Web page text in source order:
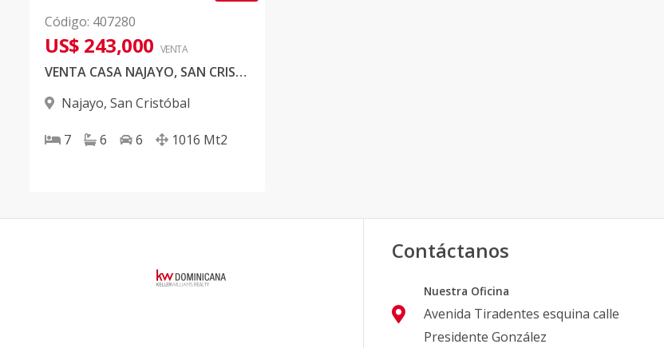
Código: 407280
US$ 243,000 VENTA
VENTA CASA NAJAYO, SAN CRISTOBAL
Najayo, San Cristóbal
7 6 6 1016 Mt2
Contáctanos
Nuestra Oficina
Avenida Tiradentes esquina calle
Presidente González